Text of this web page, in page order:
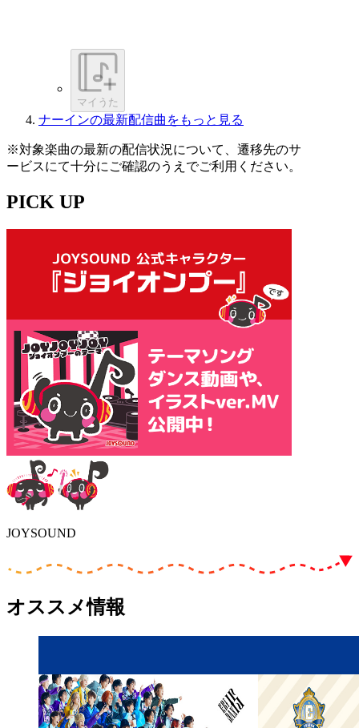
マイうた
ナーインの最新配信曲をもっと見る
※対象楽曲の最新の配信状況について、遷移先のサ
ービスにて十分にご確認のうえでご利用ください。
PICK UP
JOYSOUND
オススメ情報